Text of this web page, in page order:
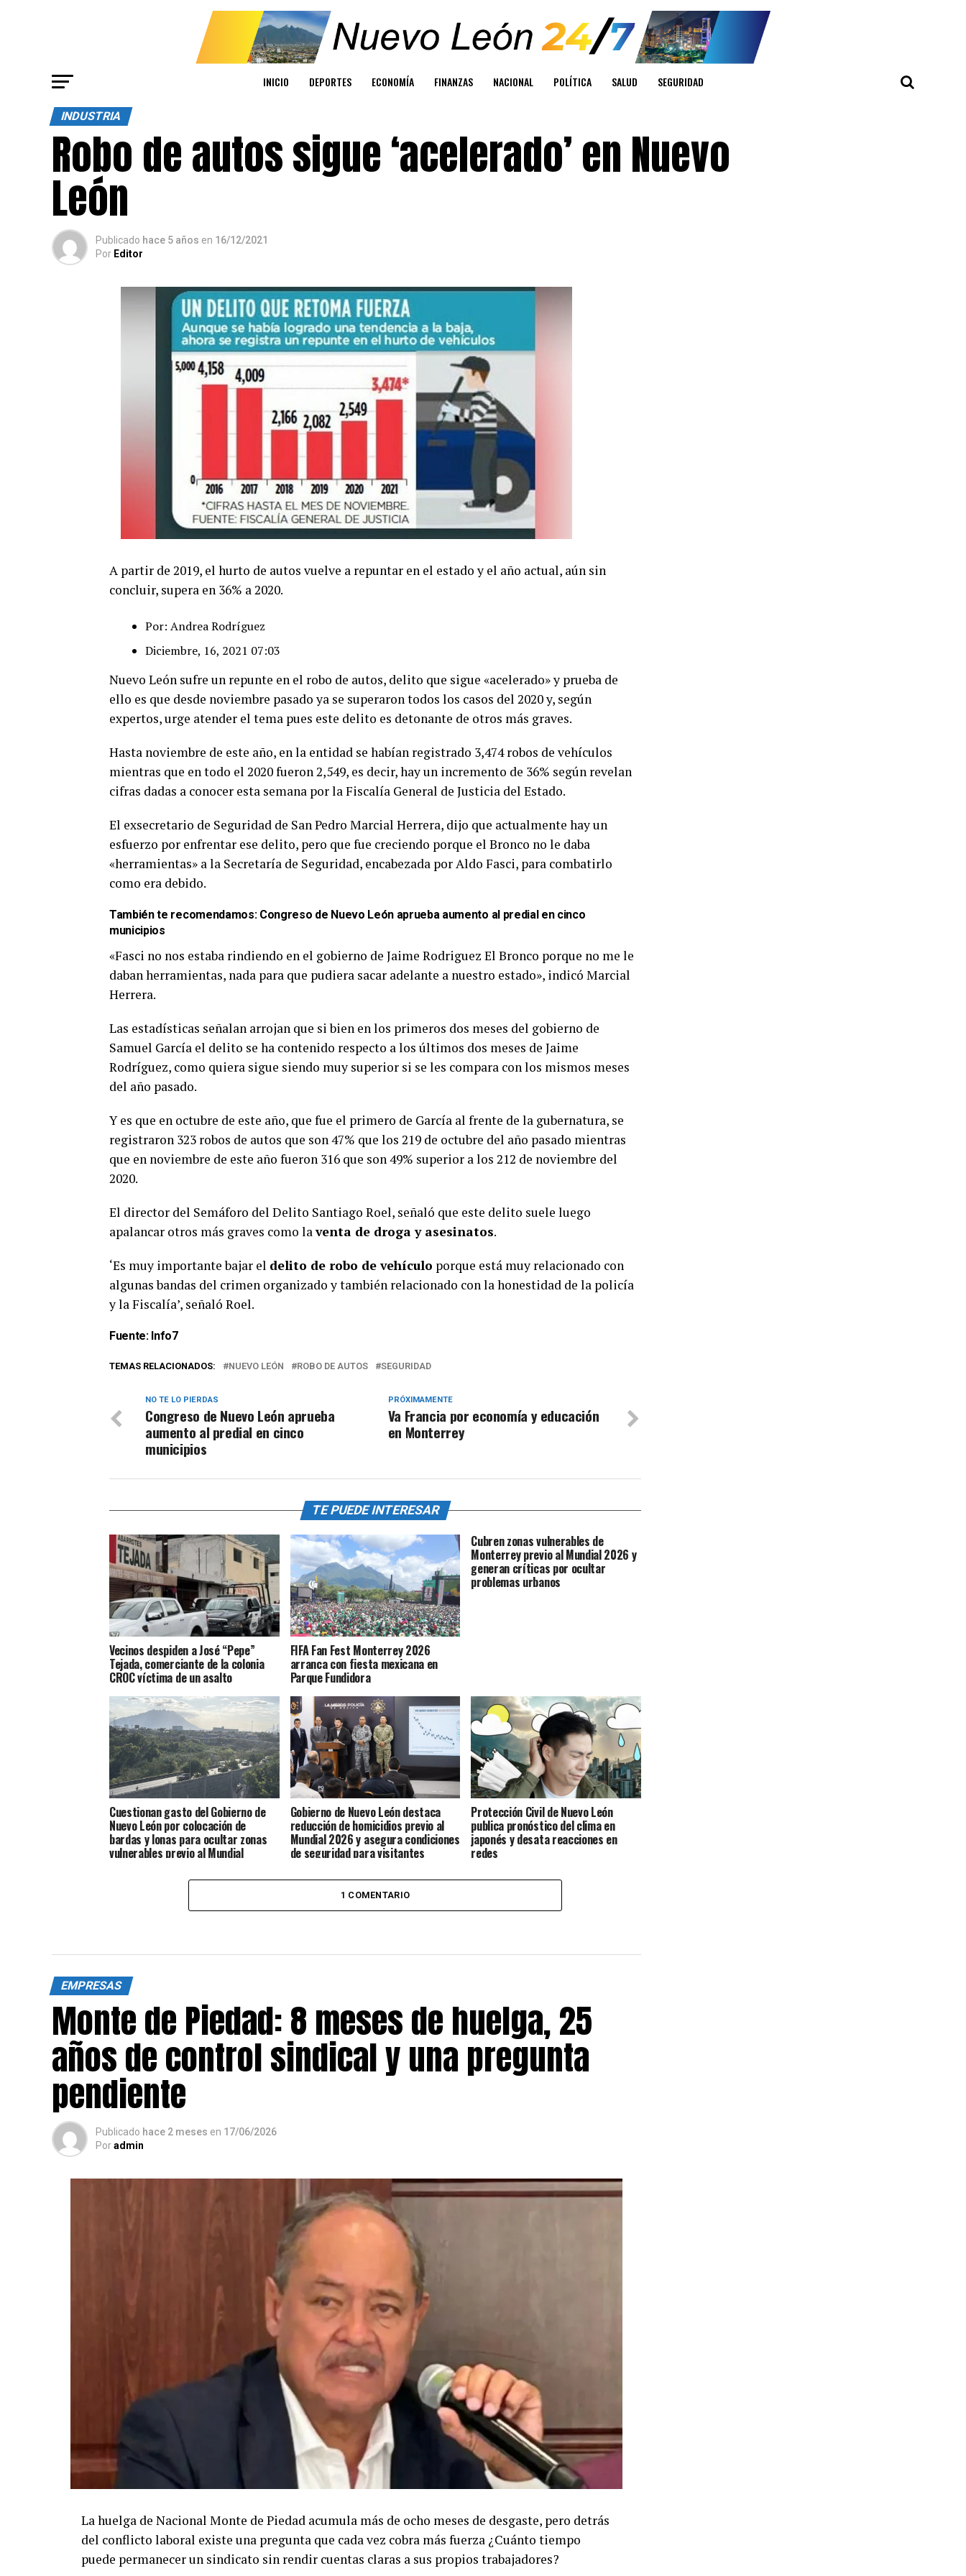
INICIO DEPORTES ECONOMÍA FINANZAS NACIONAL POLÍTICA SALUD SEGURIDAD
INDUSTRIA
Robo de autos sigue ‘acelerado’ en Nuevo
León
Publicado hace 5 años en 16/12/2021
Por Editor
A partir de 2019, el hurto de autos vuelve a repuntar en el estado y el año actual, aún sin
concluir, supera en 36% a 2020.
Por: Andrea Rodríguez
Diciembre, 16, 2021 07:03
Nuevo León sufre un repunte en el robo de autos, delito que sigue «acelerado» y prueba de
ello es que desde noviembre pasado ya se superaron todos los casos del 2020 y, según
expertos, urge atender el tema pues este delito es detonante de otros más graves.
Hasta noviembre de este año, en la entidad se habían registrado 3,474 robos de vehículos
mientras que en todo el 2020 fueron 2,549, es decir, hay un incremento de 36% según revelan
cifras dadas a conocer esta semana por la Fiscalía General de Justicia del Estado.
El exsecretario de Seguridad de San Pedro Marcial Herrera, dijo que actualmente hay un
esfuerzo por enfrentar ese delito, pero que fue creciendo porque el Bronco no le daba
«herramientas» a la Secretaría de Seguridad, encabezada por Aldo Fasci, para combatirlo
como era debido.
También te recomendamos: Congreso de Nuevo León aprueba aumento al predial en cinco
municipios
«Fasci no nos estaba rindiendo en el gobierno de Jaime Rodriguez El Bronco porque no me le
daban herramientas, nada para que pudiera sacar adelante a nuestro estado», indicó Marcial
Herrera.
Las estadísticas señalan arrojan que si bien en los primeros dos meses del gobierno de
Samuel García el delito se ha contenido respecto a los últimos dos meses de Jaime
Rodríguez, como quiera sigue siendo muy superior si se les compara con los mismos meses
del año pasado.
Y es que en octubre de este año, que fue el primero de García al frente de la gubernatura, se
registraron 323 robos de autos que son 47% que los 219 de octubre del año pasado mientras
que en noviembre de este año fueron 316 que son 49% superior a los 212 de noviembre del
2020.
El director del Semáforo del Delito Santiago Roel, señaló que este delito suele luego
apalancar otros más graves como laventa de droga y asesinatos.
‘Es muy importante bajar el delito de robo de vehículo porque está muy relacionado con
algunas bandas del crimen organizado y también relacionado con la honestidad de la policía
y la Fiscalía’, señaló Roel.
Fuente: Info7
TEMAS RELACIONADOS: NUEVO LEÓN ROBO DE AUTOS SEGURIDAD
PRÓXIMAMENTE
Va Francia por economía y educación
en Monterrey
NO TE LO PIERDAS
Congreso de Nuevo León aprueba
aumento al predial en cinco
municipios
TE PUEDE INTERESAR
Vecinos despiden a José “Pepe”
Tejada, comerciante de la colonia
CROC víctima de un asalto
FIFA Fan Fest Monterrey 2026
arranca con fiesta mexicana en
Parque Fundidora
Cubren zonas vulnerables de
Monterrey previo al Mundial 2026 y
generan críticas por ocultar
problemas urbanos
Cuestionan gasto del Gobierno de
Nuevo León por colocación de
bardas y lonas para ocultar zonas
vulnerables previo al Mundial
Gobierno de Nuevo León destaca
reducción de homicidios previo al
Mundial 2026 y asegura condiciones
de seguridad para visitantes
Protección Civil de Nuevo León
publica pronóstico del clima en
japonés y desata reacciones en
redes
1 COMENTARIO
EMPRESAS
Monte de Piedad: 8 meses de huelga, 25
años de control sindical y una pregunta
pendiente
Publicado hace 2 meses en 17/06/2026
Poradmin
La huelga de Nacional Monte de Piedad acumula más de ocho meses de desgaste, pero detrás
del conflicto laboral existe una pregunta que cada vez cobra más fuerza ¿Cuánto tiempo
puede permanecer un sindicato sin rendir cuentas claras a sus propios trabajadores?